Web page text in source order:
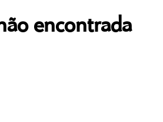
encontrada